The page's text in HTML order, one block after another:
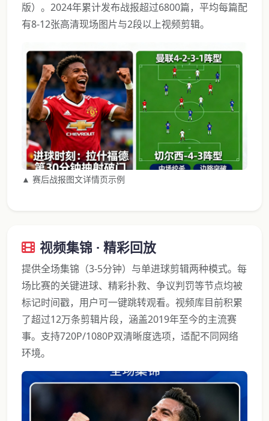
版）。2024年累计发布战报超过6800篇，平均每篇配
有8-12张高清现场图片与2段以上视频剪辑。
▲ 赛后战报图文详情页示例
视频集锦 · 精彩回放
提供全场集锦（3-5分钟）与单进球剪辑两种模式。每
场比赛的关键进球、精彩扑救、争议判罚等节点均被
标记时间戳，用户可一键跳转观看。视频库目前积累
了超过12万条剪辑片段，涵盖2019年至今的主流赛
事。支持720P/1080P双清晰度选项，适配不同网络
环境。